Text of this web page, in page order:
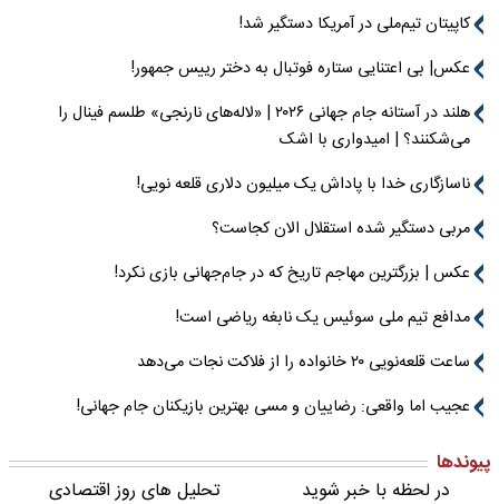
کاپیتان تیم‌ملی در آمریکا دستگیر شد!
عکس| بی اعتنایی ستاره فوتبال به دختر رییس جمهور!
هلند در آستانه جام جهانی ۲۰۲۶ | «لاله‌های نارنجی» طلسم فینال را
می‌شکنند؟ | امیدواری با اشک
ناسازگاری خدا با پاداش یک میلیون دلاری قلعه نویی!
مربی دستگیر شده استقلال الان کجاست؟
عکس | بزرگترین مهاجم تاریخ که در جام‌جهانی بازی نکرد!
مدافع تیم ملی سوئیس یک نابغه ریاضی است!
ساعت قلعه‌نویی ۲۰ خانواده را از فلاکت نجات می‌دهد
عجیب اما واقعی: رضاییان و مسی بهترین بازیکنان جام جهانی!
پیوندها
در لحظه با خبر شوید
تحلیل های روز اقتصادی